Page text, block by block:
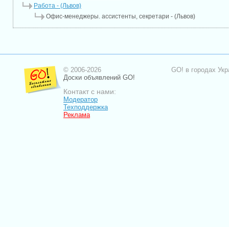
Работа - (Львов)
Офис-менеджеры. ассистенты, секретари - (Львов)
© 2006-2026
Доски объявлений GO!
Контакт с нами:
Модератор
Техподдержка
Реклама
GO! в городах